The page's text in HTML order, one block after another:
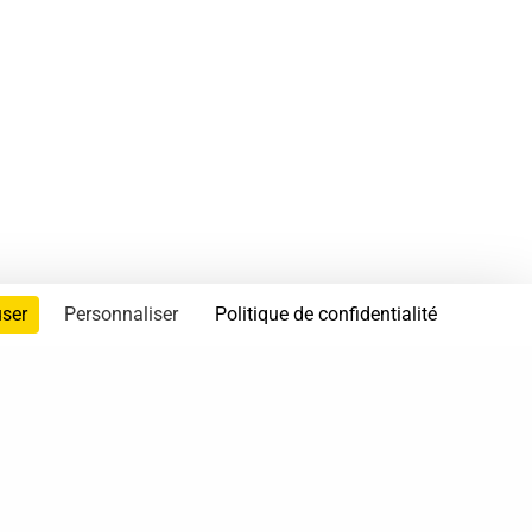
Personnaliser Politique de confidentialité